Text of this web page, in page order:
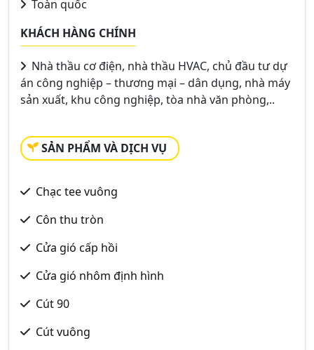
Toàn quốc
KHÁCH HÀNG CHÍNH
Nhà thầu cơ điện, nhà thầu HVAC, chủ đầu tư dự
án công nghiệp – thương mại – dân dụng, nhà máy
sản xuất, khu công nghiệp, tòa nhà văn phòng,..
SẢN PHẨM VÀ DỊCH VỤ
Chạc tee vuông
Côn thu tròn
Cửa gió cấp hồi
Cửa gió nhôm định hình
Cút 90
Cút vuông